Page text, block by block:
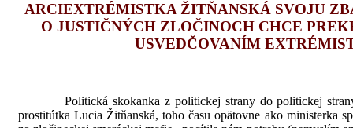
ARCIEXTRÉMISTKA ŽITŇANSKÁ SVOJU
O JUSTIČNÝCH ZLOČINOCH CHCE
USVEDČOVANÍM
Politická skokanka z politickej strany do politickej strany,
prostitútka Lucia Žitňanská, toho času opätovne ako ministerka